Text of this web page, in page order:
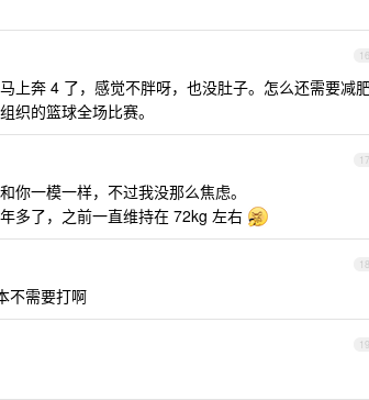
16
上奔 4 了，感觉不胖呀，也没肚子。怎么还需要减
织的篮球全场比赛。
17
一模一样，不过我没那么焦虑。
多了，之前一直维持在 72kg 左右
18
不需要打啊
19